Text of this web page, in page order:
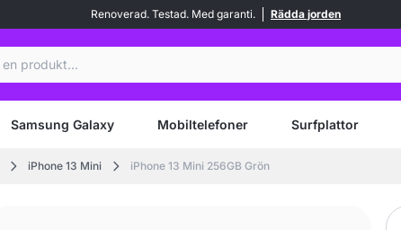
Renoverad. Testad. Med garanti. Rädda jorden
Samsung Galaxy Mobiltelefoner Surfplattor
iPhone 13 Mini iPhone 13 Mini 256GB Grön